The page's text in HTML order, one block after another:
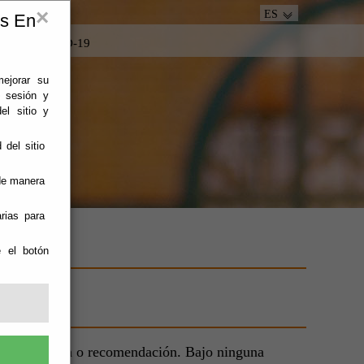
×
En
su
sesión y
sitio y
del sitio
manera
para
el botón
ES
COVID-19
aprobación o recomendación. Bajo ninguna